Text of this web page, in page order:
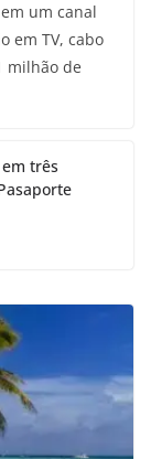
um canal
em TV, cabo
milhão de
três